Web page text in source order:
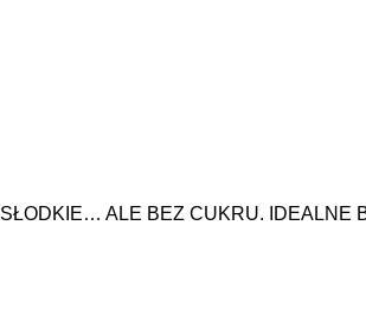
SŁODKIE… ALE BEZ CUKRU. IDEALNE